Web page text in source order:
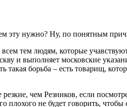
эту нужно? Ну, по понятным
тем людям, которые
и выполняет московские
борьба – есть товарищ,
чем Резников, если
не будет говорить, чтобы